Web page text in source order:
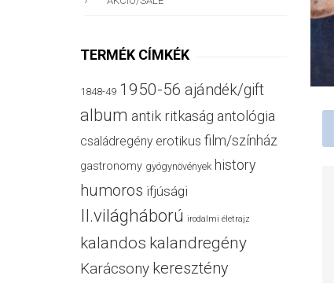
TERMÉK CÍMKÉK
1848-49 1950-56 ajándék/gift
album antik ritkaság antológia
családregény erotikus film/színház
gastronomy gyógynövények history
humoros ifjúsági
II.világháború irodalmi életrajz
kalandos kalandregény
Karácsony keresztény